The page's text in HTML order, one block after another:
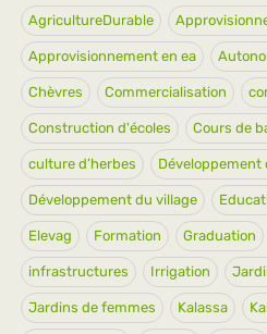
AgricultureDurable
Approvisionnement en ea
Chèvres Commercialisation
Construction d'écoles Cours de
culture d’herbes Développement
Développement du village
Elevag Formation Graduation
infrastructures Irrigation
Jardins de femmes Kalassa